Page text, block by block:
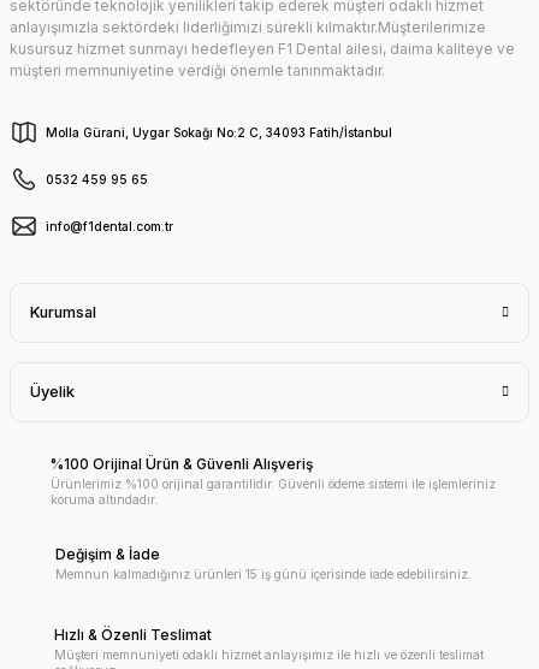
sektöründe teknolojik yenilikleri takip ederek müşteri odaklı hizmet
anlayışımızla sektördeki liderliğimizi sürekli kılmaktır.Müşterilerimize
kusursuz hizmet sunmayı hedefleyen F1 Dental ailesi, daima kaliteye ve
müşteri memnuniyetine verdiği önemle tanınmaktadır.
Molla Gürani, Uygar Sokağı No:2 C, 34093 Fatih/İstanbul
0532 459 95 65
info@f1dental.com.tr
Kurumsal
Üyelik
%100 Orijinal Ürün & Güvenli Alışveriş
Ürünlerimiz %100 orijinal garantilidir. Güvenli ödeme sistemi ile işlemleriniz
koruma altındadır.
Değişim & İade
Memnun kalmadığınız ürünleri 15 iş günü içerisinde iade edebilirsiniz.
Hızlı & Özenli Teslimat
Müşteri memnuniyeti odaklı hizmet anlayışımız ile hızlı ve özenli teslimat